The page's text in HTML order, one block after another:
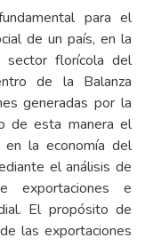
para el
de un país, en la
sector florícola del
de la Balanza
generadas por la
de esta manera el
la economía del
el análisis de
e
El propósito de
las exportaciones